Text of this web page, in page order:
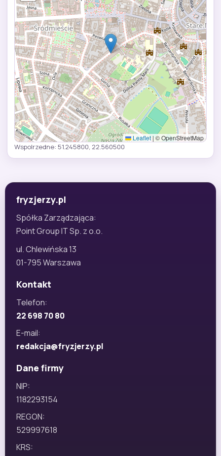
Leaflet | © OpenStreetMap
Wspolrzedne: 51.245800, 22.560500
fryzjerzy.pl
Spółka Zarządzająca:
Point Group IT Sp. z o.o.
ul. Chlewińska 13
01-795 Warszawa
Kontakt
Telefon:
22 698 70 80
E-mail:
redakcja@fryzjerzy.pl
Dane firmy
NIP:
1182293154
REGON:
529997618
KRS: